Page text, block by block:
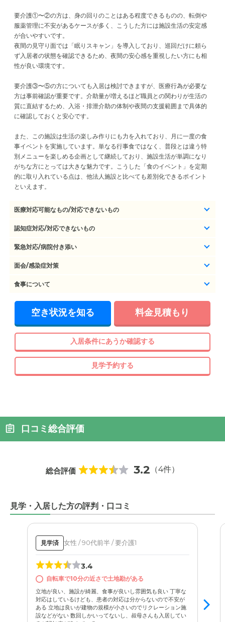
要介護①〜②の方は、身の回りのことはある程度できるものの、転倒や
服薬管理に不安があるケースが多く、こうした方には施設生活の安定感
が合いやすいです。
夜間の見守り面では「眠りスキャン」を導入しており、巡回だけに頼ら
ず入居者の状態を確認できるため、夜間の安心感を重視したい方にも相
性が良い環境です。
要介護③〜⑤の方についても入居は検討できますが、医療行為が必要な
方は事前確認が重要です。介助量が増えるほど職員との関わりが生活の
質に直結するため、入浴・排泄介助の体制や夜間の支援範囲まで具体的
に確認しておくと安心です。
また、この施設は生活の楽しみ作りにも力を入れており、月に一度の食
事イベントを実施しています。単なる行事食ではなく、普段とは違う特
別メニューを楽しめる企画として継続しており、施設生活が単調になり
がちな方にとっては大きな魅力です。こうした「食のイベント」を定期
的に取り入れている点は、他法人施設と比べても差別化できるポイント
といえます。
医療対応可能なもの/対応できないもの
認知症対応/対応できないもの
緊急対応/病院付き添い
面会/感染症対策
食事について
空き状況を知る 料金見積もり
入居条件にあうか確認する
見学予約する
口コミ総合評価
総合評価 3.2 （4件）
見学・入居した方の評判・口コミ
見学済 女性 / 90代前半 / 要介護1
3.4
自転車で10分の近さで土地勘がある
立地が良い、施設が綺麗、食事が良いし雰囲気も良い 丁寧な
対応はしているけども、患者の対応は分からないので不安が
ある 立地は良いが建物の規模が小さいのでリクレーション施
設などがない 数回しかいってないし、叔母さんも入居してい